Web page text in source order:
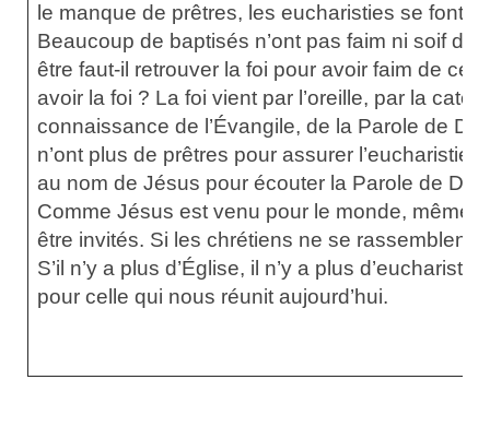
le manque de prêtres, les eucharisties se font
Beaucoup de baptisés n’ont pas faim ni soif de
être faut-il retrouver la foi pour avoir faim de ce
avoir la foi ? La foi vient par l’oreille, par la
connaissance de l’Évangile, de la Parole de
n’ont plus de prêtres pour assurer l’eucharistie,
au nom de Jésus pour écouter la Parole de
Comme Jésus est venu pour le monde, même
être invités. Si les chrétiens ne se rassemblent
S’il n’y a plus d’Église, il n’y a plus
pour celle qui nous réunit aujourd’hui.